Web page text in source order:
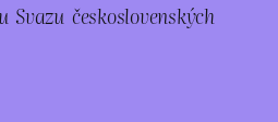
československých